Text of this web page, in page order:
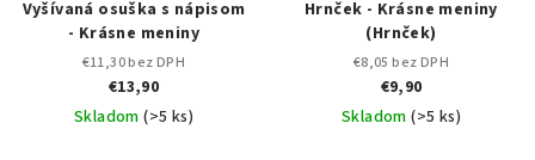
Vyšívaná osuška s nápisom
- Krásne meniny
€11,30 bez DPH
€13,90
Skladom(>5 ks)
Hrnček - Krásne meniny
(Hrnček)
€8,05 bez DPH
€9,90
Skladom(>5 ks)